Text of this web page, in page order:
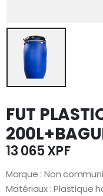
FUT
13 065XPF
Marque : Non
Matériaux : Plastique